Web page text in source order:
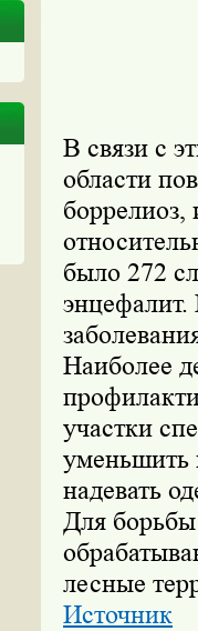
В связи с
области
боррелиоз,
было 272
энцефалит.
Наиболее
участки
уменьшить
надевать
Для
лесные
Источник